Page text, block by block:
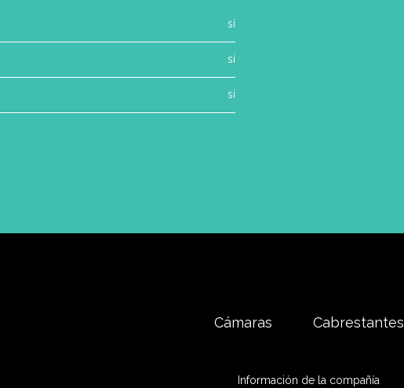
sí
sí
sí
Cámaras Cabrestantes
Información de la compañía